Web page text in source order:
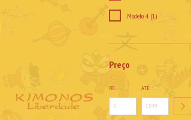
Modelo 4 (1)
Preço
DE ATÉ